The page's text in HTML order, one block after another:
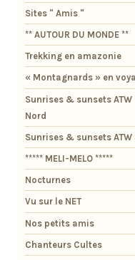
Sites " Amis "
** AUTOUR DU MONDE **
Trekking en amazonie
« Montagnards » en
Sunrises & sunsets ATW
Nord
Sunrises & sunsets ATW
***** MELI-MELO *****
Nocturnes
Vu sur le NET
Nos petits amis
Chanteurs Cultes